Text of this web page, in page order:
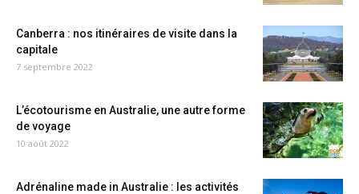
Canberra : nos itinéraires de visite dans la
capitale
7 septembre 2022
L’écotourisme en Australie, une autre forme
de voyage
10 août 2022
Adrénaline made in Australie : les activités